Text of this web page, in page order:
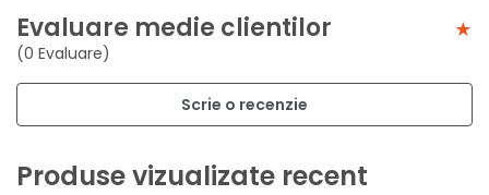
Evaluare medie clientilor
(0 Evaluare)
Scrie o recenzie
Produse vizualizate recent